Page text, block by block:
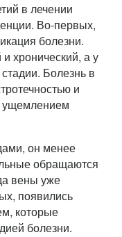
в лечении
Во-первых,
болезни.
хронический, а у
Болезнь в
и
ущемлением
он менее
обращаются
вены уже
появились
которые
болезни.